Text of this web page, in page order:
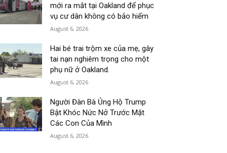
mới ra mắt tại Oakland để phục
vụ cư dân không có bảo hiểm
August 6, 2026
Hai bé trai trộm xe của mẹ, gây
tai nạn nghiêm trọng cho một
phụ nữ ở Oakland.
August 6, 2026
Người Đàn Bà Ủng Hộ Trump
Bật Khóc Nức Nở Trước Mặt
Các Con Của Mình
August 6, 2026